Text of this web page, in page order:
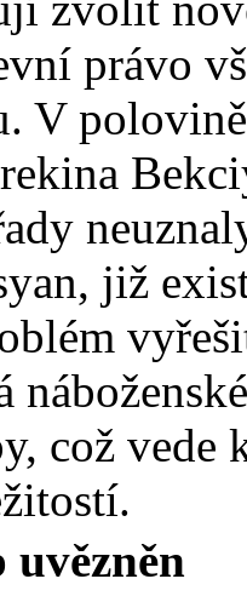
právo
V
již
což vede
uvězněn